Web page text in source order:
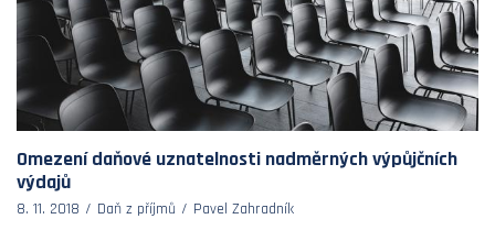
Omezení daňové uznatelnosti nadměrných výpůjčních
výdajů
8. 11. 2018 Daň z příjmů Pavel Zahradník